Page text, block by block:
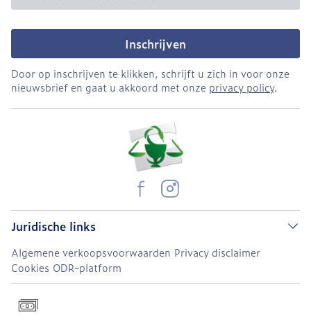
Inschrijven
Door op inschrijven te klikken, schrijft u zich in voor onze
nieuwsbrief en gaat u akkoord met onze privacy policy.
Juridische links
Algemene verkoopsvoorwaarden Privacy disclaimer
Cookies ODR-platform